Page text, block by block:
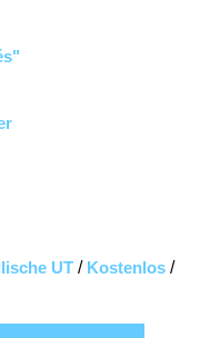
UT / Kostenlos /